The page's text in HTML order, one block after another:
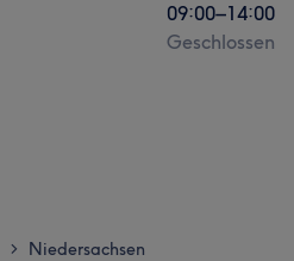
09:00–14:00
Geschlossen
> Niedersachsen